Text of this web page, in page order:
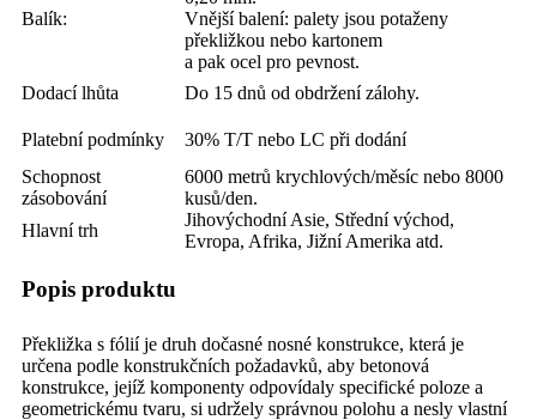
Balík:
Vnější balení: palety jsou potaženy
překližkou nebo kartonem
a pak ocel pro pevnost.
Dodací lhůta
Do 15 dnů od obdržení zálohy.
Platební podmínky
30% T/T nebo LC při dodání
Schopnost
zásobování
6000 metrů krychlových/měsíc nebo 8000
kusů/den.
Hlavní trh
Jihovýchodní Asie, Střední východ,
Evropa, Afrika, Jižní Amerika atd.
Popis produktu
Překližka s fólií je druh dočasné nosné konstrukce, která je
určena podle konstrukčních požadavků, aby betonová
konstrukce, jejíž komponenty odpovídaly specifické poloze a
geometrickému tvaru, si udržely správnou polohu a nesly vlastní